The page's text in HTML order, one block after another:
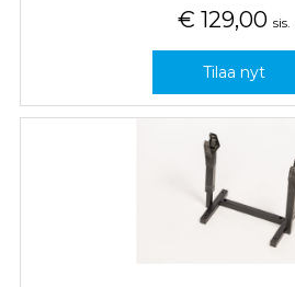
€ 129,00
Tilaa nyt